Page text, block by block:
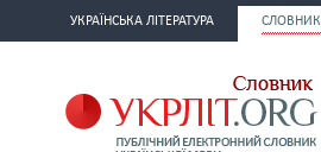
УКРАЇНСЬКА ЛІТЕРАТУРА СЛОВНИК